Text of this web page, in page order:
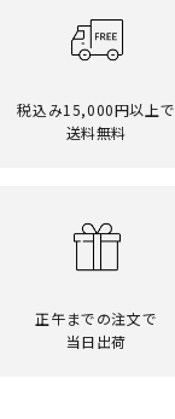
税込み15,000円以上で
送料無料
正午までの注文で
当日出荷